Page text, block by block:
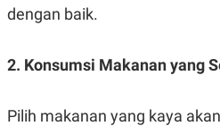
T
KANAL
dengan baik.
2. Konsumsi Makanan yang
Pilih makanan yang kaya